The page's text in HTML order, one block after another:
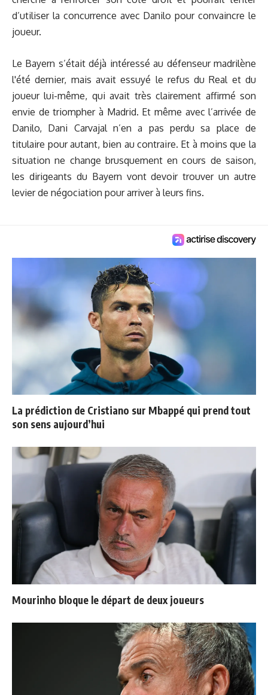
d’utiliser la concurrence avec Danilo pour convaincre le
joueur.
Le Bayern s’était déjà intéressé au défenseur madrilène
l'été dernier, mais avait essuyé le refus du Real et du
joueur lui-même, qui avait très clairement affirmé son
envie de triompher à Madrid. Et même avec l’arrivée de
Danilo, Dani Carvajal n’en a pas perdu sa place de
titulaire pour autant, bien au contraire. Et à moins que la
situation ne change brusquement en cours de saison,
les dirigeants du Bayern vont devoir trouver un autre
levier de négociation pour arriver à leurs fins.
La prédiction de Cristiano sur Mbappé qui prend tout
son sens aujourd’hui
Mourinho bloque le départ de deux joueurs